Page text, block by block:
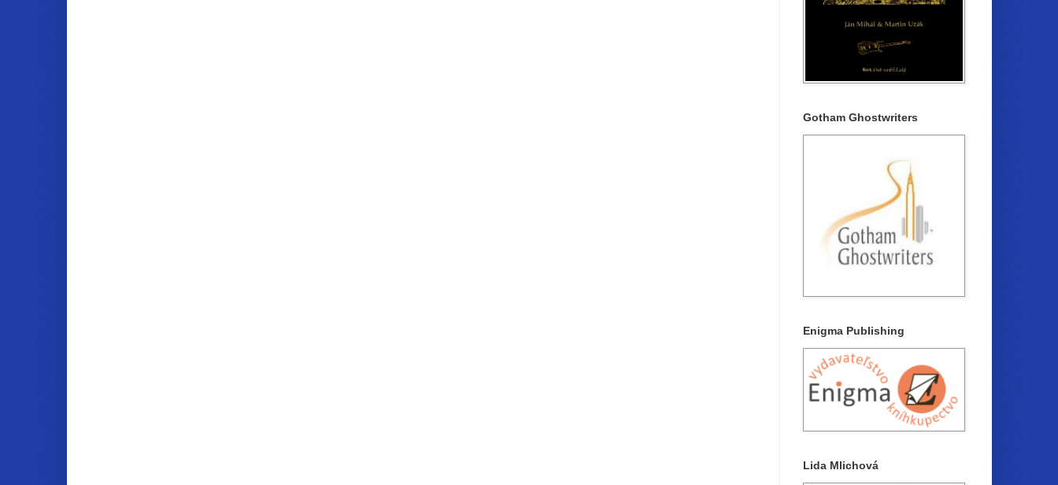
Gotham Ghostwriters
Enigma Publishing
Lida Mlichová